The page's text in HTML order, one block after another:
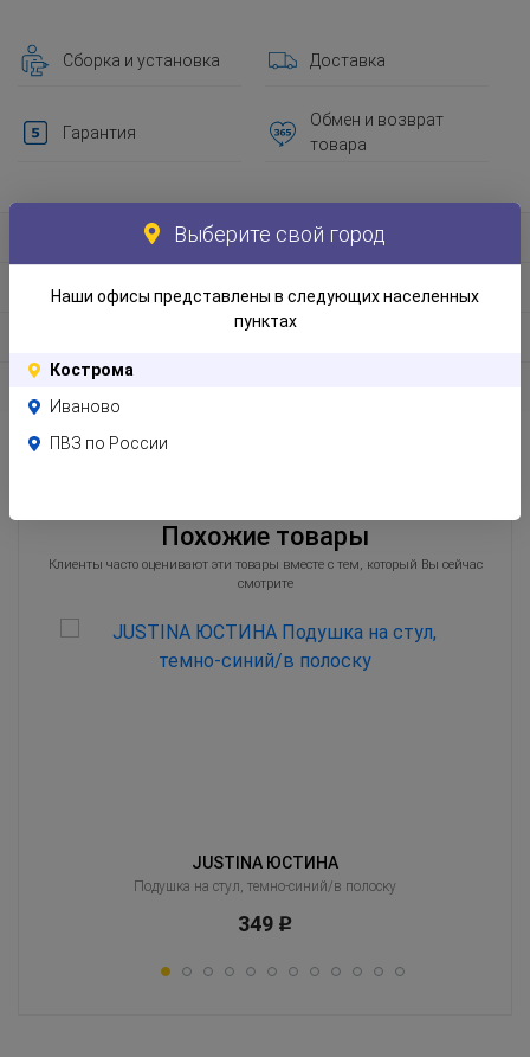
Сборка и установка Доставка
Гарантия
Обмен и возврат
товара
Информация о товаре
Материал и экологическая информация
Похожие товары
Клиенты часто оценивают эти товары вместе с тем, который Вы сейчас
смотрите
JUSTINA ЮСТИНА
Подушка на стул, темно-синий/в полоску
349 Р
Выберите свой город
Наши офисы представлены в следующих населенных
пунктах
Кострома
Иваново
ПВЗ по России